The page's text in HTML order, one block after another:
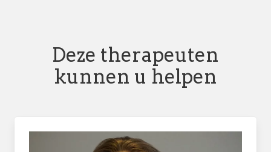
Deze therapeuten
kunnen u helpen